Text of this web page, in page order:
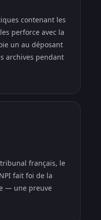
contenant les
perforce avec la
un au déposant
archives pendant
français, le
fait foi de la
— une preuve